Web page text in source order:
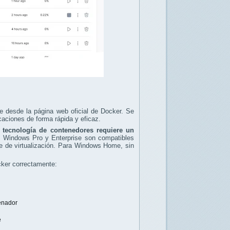
desde la página web oficial de Docker. Se
de forma rápida y eficaz.
tecnología de contenedores requiere un
Pro y Enterprise son compatibles
de virtualización. Para Windows Home, sin
correctamente: